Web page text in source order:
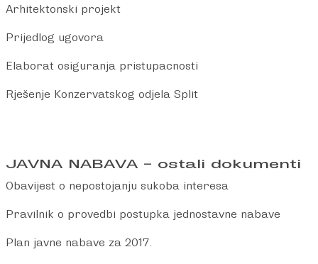
Arhitektonski projekt
Prijedlog ugovora
Elaborat osiguranja pristupacnosti
Rješenje Konzervatskog odjela Split
JAVNA NABAVA – ostali dokumenti
Obavijest o nepostojanju sukoba interesa
Pravilnik o provedbi postupka jednostavne nabave
Plan javne nabave za 2017.